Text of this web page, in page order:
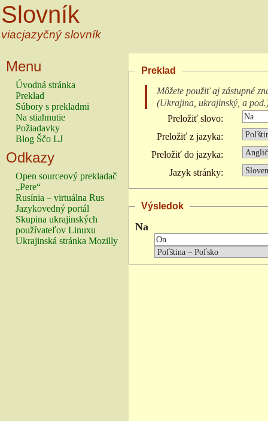
Slovník
viacjazyčný slovník
Menu
Úvodná stránka
Preklad
Súbory s prekladmi
Na stiahnutie
Požiadavky
Blog Ščo LJ
Odkazy
Open sourceový prekladač
„Pere“
Rusínia – virtuálna Rus
Jazykovedný portál
Skupina ukrajinských
používateľov Linuxu
Ukrajinská stránka Mozilly
Preklad
Môžete použiť aj zástupné
(Ukrajina, ukrajinský, a pod.
Preložiť slovo:
Preložiť z jazyka:
Preložiť do jazyka:
Jazyk stránky:
Výsledok
Na